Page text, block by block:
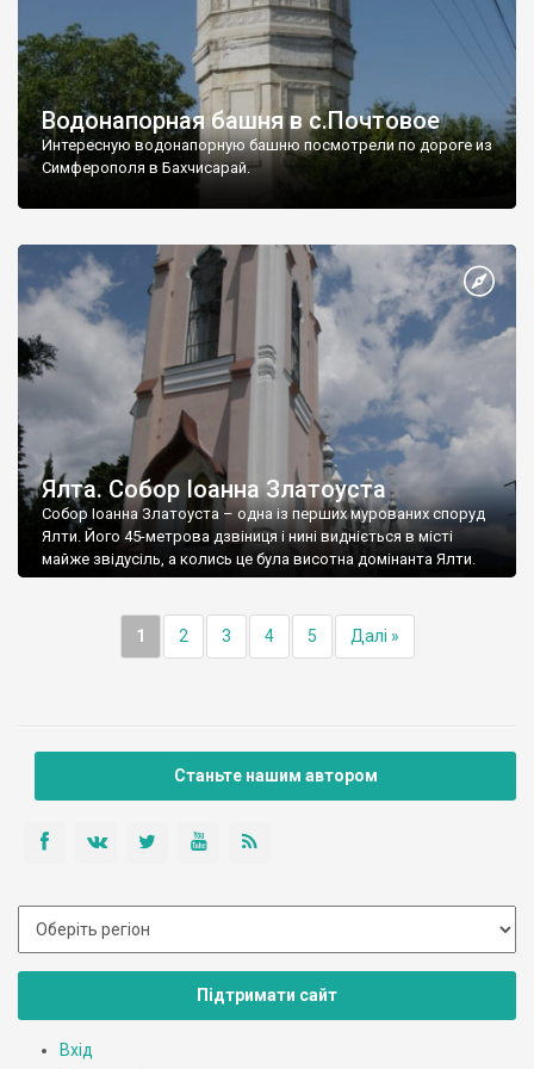
Водонапорная башня в с.Почтовое
Интересную водонапорную башню посмотрели по дороге из
Симферополя в Бахчисарай.
Ялта. Собор Іоанна Златоуста
Собор Іоанна Златоуста – одна із перших мурованих споруд
Ялти. Його 45-метрова дзвіниця і нині видніється в місті
майже звідусіль, а колись це була висотна домінанта Ялти.
1 2 3 4 5 Далі »
Станьте нашим автором
Підтримати сайт
Вхід